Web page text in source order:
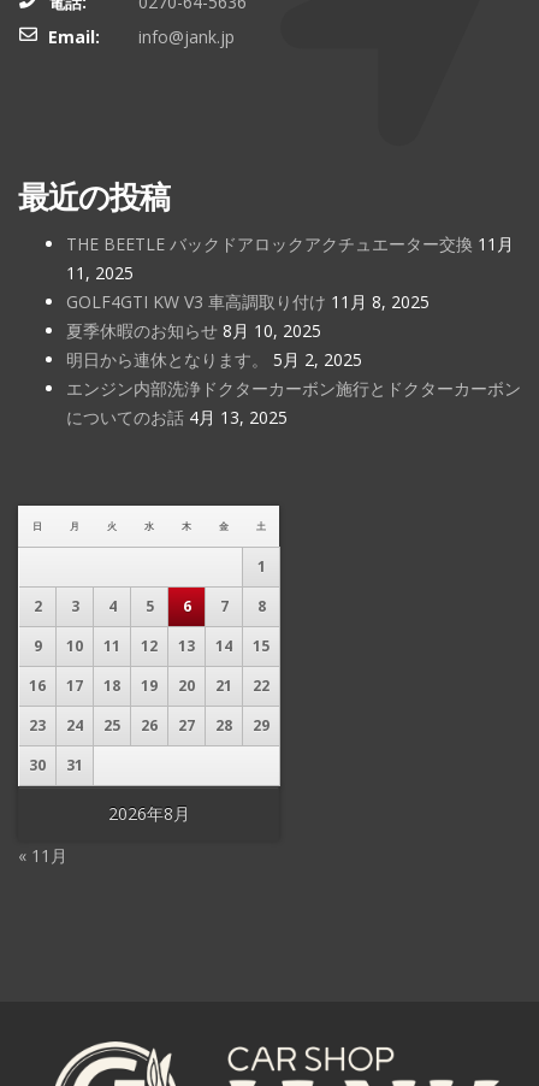
Email:
info@jank.jp
最近の投稿
THE BEETLE バックドアロックアクチュエーター交換 11月
11, 2025
GOLF4GTI KW V3 車高調取り付け 11月 8, 2025
夏季休暇のお知らせ 8月 10, 2025
明日から連休となります。
5月 2, 2025
エンジン内部洗浄ドクターカーボン施行とドクターカーボン
についてのお話 4月 13, 2025
2026年8月
日 月 火 水 木 金 土
1
2
3 4 5 6 7
8
9
10 11 12 13 14
15
16
17 18 19 20 21
22
23
24 25 26 27 28
29
30
31
« 11月